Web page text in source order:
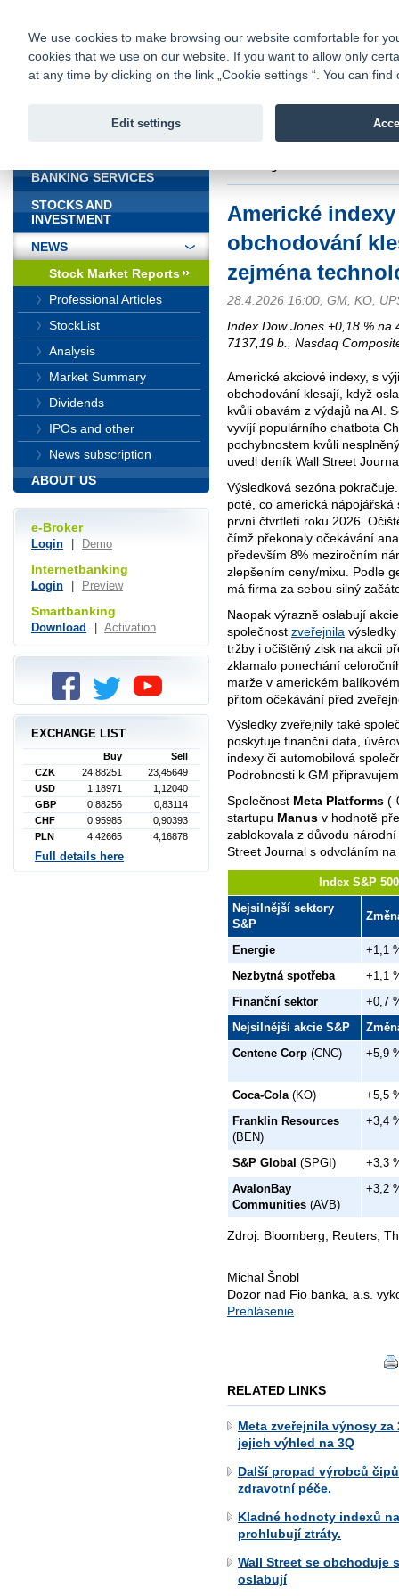
Fio bank
Fio banka
Americké
obchodování
zejména
28.4.2026 16:00, GM, KO,
Index Dow Jones +0,18 % na
7137,19 b., Nasdaq
Americké akciové indexy, s
obchodování klesají, když
kvůli obavám z výdajů na AI.
vyvíjí populárního chatbota
pochybnostem kvůli
uvedl deník Wall Street
Výsledková sezóna
poté, co americká
první čtvrtletí roku 2026.
čímž překonaly očekávání
především 8% meziročním
zlepšením ceny/mixu. Podle
má firma za sebou silný
Naopak výrazně oslabují
společnost zveřejnila
tržby i očištěný zisk na akcii
zklamalo ponechání
marže v americkém
přitom očekávání před
Výsledky zveřejnily také
poskytuje finanční data,
indexy či automobilová
Podrobnosti k GM
Společnost Meta Platforms (-
startupu Manus v hodnotě
zablokovala z důvodu
Street Journal s odvoláním
Index S&P
Nejsilnější sektory
S&P
Energie
+1,1
Nezbytná spotřeba
+1,1
Finanční sektor
+0,7
Nejsilnější akcie S&P
Centene Corp (CNC) +5,9
Coca-Cola (KO)
+5,5
Franklin Resources
(BEN)
+3,4
S&P Global (SPGI)
+3,3
AvalonBay
Communities (AVB)
+3,2
Zdroj: Bloomberg, Reuters,
Michal Šnobl
Dozor nad Fio banka, a.s.
Prehlásenie
RELATED LINKS
Meta zveřejnila výnosy
jejich výhled na 3Q
Další propad výrobců
zdravotní péče.
Kladné hodnoty indexů
prohlubují ztráty.
Wall Street se obchoduje
oslabují
BANKING SERVICES
STOCKS AND
INVESTMENT
NEWS
Stock Market Reports
Professional Articles
StockList
Analysis
Market Summary
Dividends
IPOs and other
News subscription
ABOUT US
e-Broker
Login Demo
Internetbanking
Login Preview
Smartbanking
Download Activation
EXCHANGE LIST
Buy
Sell
CZK
24,88251
23,45649
USD
1,18971
1,12040
GBP
0,88256
0,83114
CHF
0,95985
0,90393
PLN
4,42665 4,16878
Full details here
We use cookies to make browsing our website comfortable for
cookies that we use on our website. If you want to allow only
at any time by clicking on the link „Cookie settings “. You can
Edit settings